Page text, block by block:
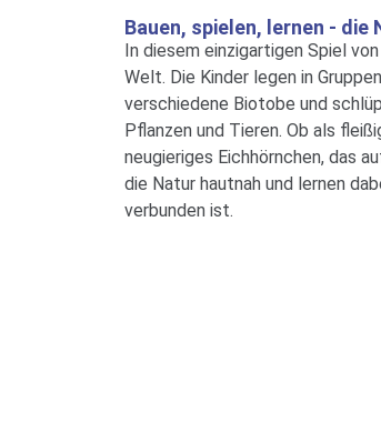
Bauen, spielen, lernen - die
In diesem einzigartigen Spiel
Welt. Die Kinder legen in
verschiedene Biotobe und
Pflanzen und Tieren. Ob als
neugieriges Eichhörnchen, das
die Natur hautnah und lernen
verbunden ist.